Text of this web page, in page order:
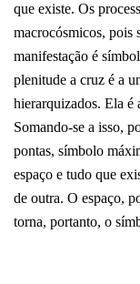
que existe. Os
macrocósmicos, pois
manifestação é
plenitude a cruz é a
hierarquizados. Ela é
Somando-se a isso,
pontas, símbolo
espaço e tudo que
de outra. O espaço,
torna, portanto, o